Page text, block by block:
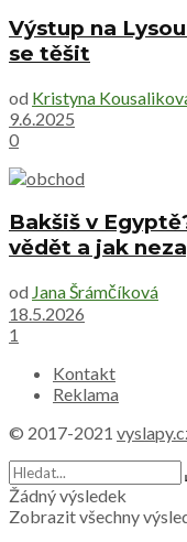
Výstup na
se těšit
od Kristyna
9.6.2025
0
Bakšiš v
vědět a jak
od Jana Šrámčíková
18.5.2026
1
Kontakt
Reklama
© 2017-2021
Žádný výsledek
Zobrazit všechny